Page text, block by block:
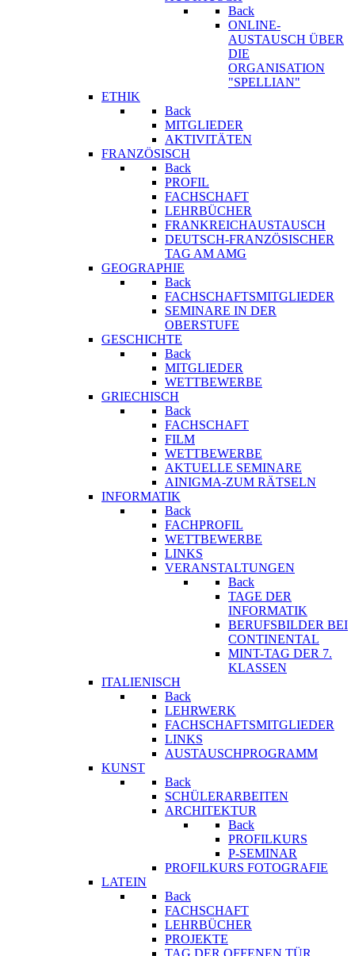
Back
ONLINE-
AUSTAUSCH ÜBER
DIE
ORGANISATION
"SPELLIAN"
ETHIK
Back
MITGLIEDER
AKTIVITÄTEN
FRANZÖSISCH
Back
PROFIL
FACHSCHAFT
LEHRBÜCHER
FRANKREICHAUSTAUSCH
DEUTSCH-FRANZÖSISCHER
TAG AM AMG
GEOGRAPHIE
Back
FACHSCHAFTSMITGLIEDER
SEMINARE IN DER
OBERSTUFE
GESCHICHTE
Back
MITGLIEDER
WETTBEWERBE
GRIECHISCH
Back
FACHSCHAFT
FILM
WETTBEWERBE
AKTUELLE SEMINARE
AINIGMA-ZUM RÄTSELN
INFORMATIK
Back
FACHPROFIL
WETTBEWERBE
LINKS
VERANSTALTUNGEN
Back
TAGE DER
INFORMATIK
BERUFSBILDER BEI
CONTINENTAL
MINT-TAG DER 7.
KLASSEN
ITALIENISCH
Back
LEHRWERK
FACHSCHAFTSMITGLIEDER
LINKS
AUSTAUSCHPROGRAMM
KUNST
Back
SCHÜLERARBEITEN
ARCHITEKTUR
Back
PROFILKURS
P-SEMINAR
PROFILKURS FOTOGRAFIE
LATEIN
Back
FACHSCHAFT
LEHRBÜCHER
PROJEKTE
TAG DER OFFENEN TÜR